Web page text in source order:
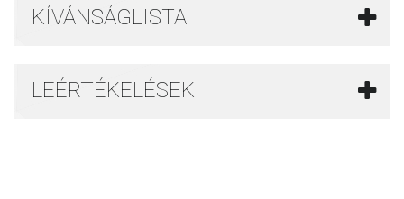
KÍVÁNSÁGLISTA
LEÉRTÉKELÉSEK